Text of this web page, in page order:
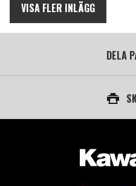
VISA FLER INLÄGG
DELA
AUKTORISERAD